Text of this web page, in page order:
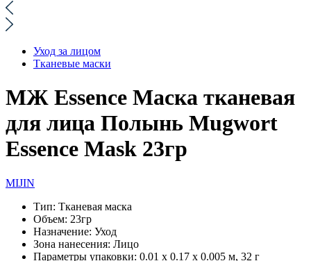
Уход за лицом
Тканевые маски
МЖ Essence Маска тканевая
для лица Полынь Mugwort
Essence Mask 23гр
MIJIN
Тип: Тканевая маска
Объем: 23гр
Назначение: Уход
Зона нанесения: Лицо
Параметры упаковки: 0.01 x 0.17 x 0.005 м, 32 г